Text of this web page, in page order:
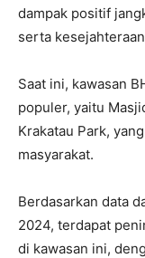
dampak positif
serta
Saat ini, kawasan
populer, yaitu
Krakatau Park,
masyarakat.
Berdasarkan data
2024, terdapat
di kawasan ini,